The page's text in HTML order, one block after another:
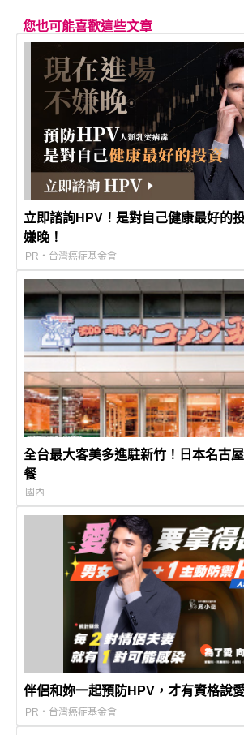
您也可能喜歡這些文章
立即諮詢HPV！是對自己健康最好的
嫌晚！
PR・台灣癌症基金會
全台最大客美多進駐新竹！日本名古
餐
國內
伴侶和妳一起預防HPV，才有資格說愛
PR・台灣癌症基金會